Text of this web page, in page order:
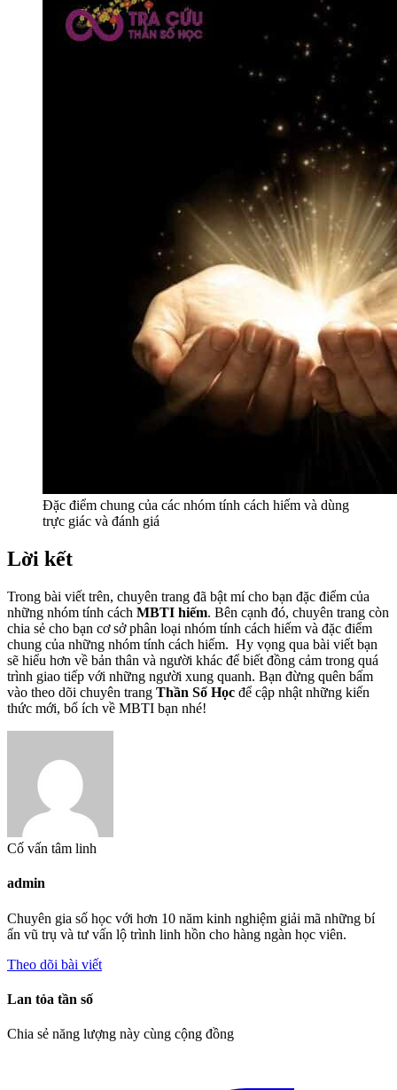
Đặc điểm chung của các nhóm tính cách hiếm và dùng
trực giác và đánh giá
Lời kết
Trong bài viết trên, chuyên trang đã bật mí cho bạn đặc điểm của
những nhóm tính cách MBTI hiếm. Bên cạnh đó, chuyên trang còn
chia sẻ cho bạn cơ sở phân loại nhóm tính cách hiếm và đặc điểm
chung của những nhóm tính cách hiếm. Hy vọng qua bài viết bạn
sẽ hiểu hơn về bản thân và người khác để biết đồng cảm trong quá
trình giao tiếp với những người xung quanh. Bạn đừng quên bấm
vào theo dõi chuyên trang Thần Số Học để cập nhật những kiến
thức mới, bổ ích về MBTI bạn nhé!
Cố vấn tâm linh
admin
Chuyên gia số học với hơn 10 năm kinh nghiệm giải mã những bí
ẩn vũ trụ và tư vấn lộ trình linh hồn cho hàng ngàn học viên.
Theo dõi bài viết
Lan tỏa tần số
Chia sẻ năng lượng này cùng cộng đồng